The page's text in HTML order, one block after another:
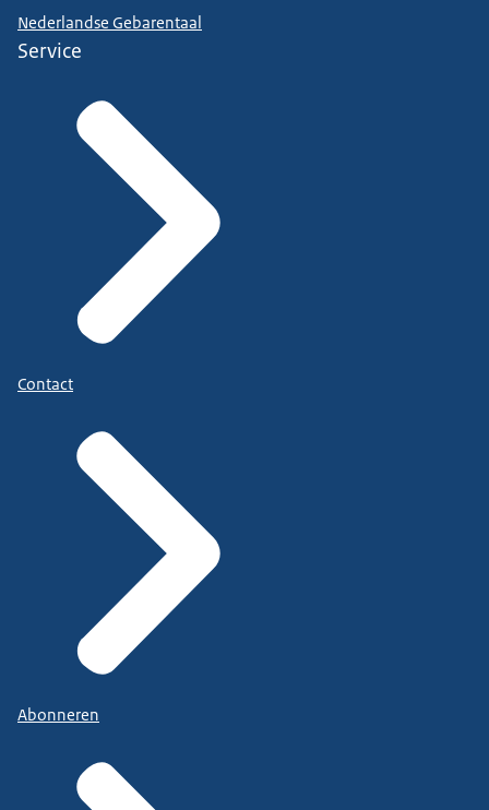
Nederlandse Gebarentaal
Service
Contact
Abonneren